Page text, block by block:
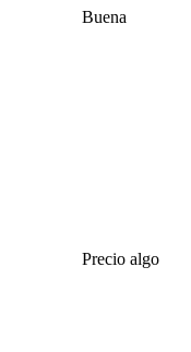
Buena
Precio algo